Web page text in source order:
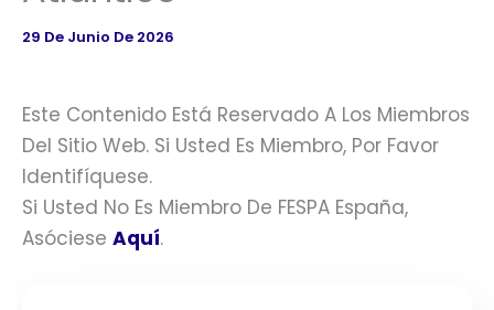
29 De Junio De 2026
Este Contenido Está Reservado A Los Miembros
Del Sitio Web. Si Usted Es Miembro, Por Favor
Identifíquese.
Si Usted No Es Miembro De FESPA España,
Asóciese Aquí.